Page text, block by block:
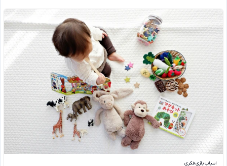
اسباب بازی فکری